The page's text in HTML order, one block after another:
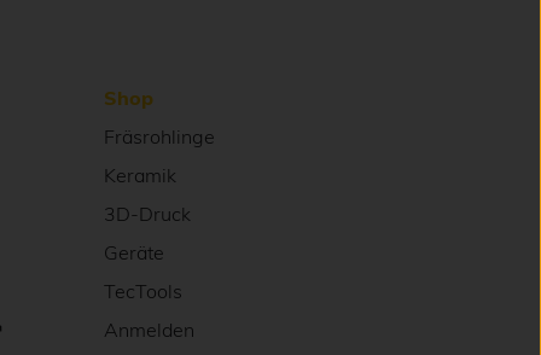
Shop
Fräsrohlinge
Keramik
3D-Druck
Geräte
TecTools
Anmelden